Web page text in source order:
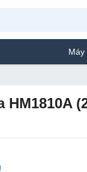
Máy Phun Sơn